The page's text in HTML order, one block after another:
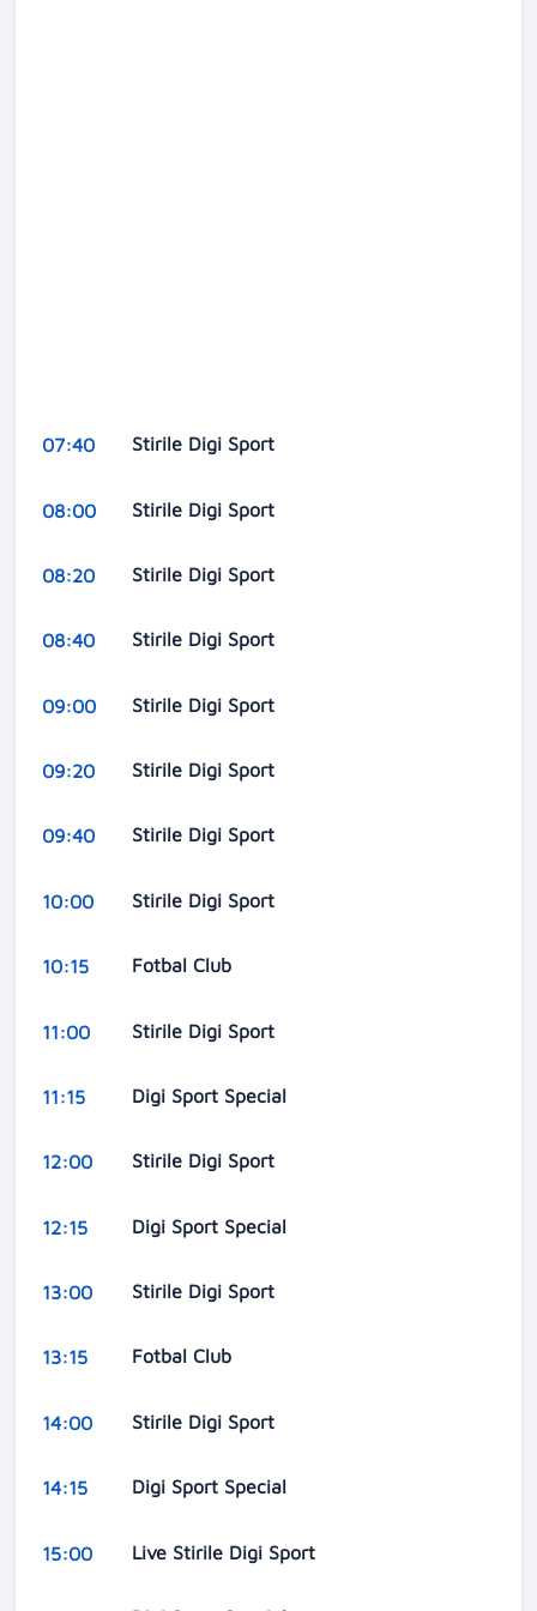
07:40 Stirile Digi Sport
08:00 Stirile Digi Sport
08:20 Stirile Digi Sport
08:40 Stirile Digi Sport
09:00 Stirile Digi Sport
09:20 Stirile Digi Sport
09:40 Stirile Digi Sport
10:00 Stirile Digi Sport
10:15 Fotbal Club
11:00 Stirile Digi Sport
11:15 Digi Sport Special
12:00 Stirile Digi Sport
12:15 Digi Sport Special
13:00 Stirile Digi Sport
13:15 Fotbal Club
14:00 Stirile Digi Sport
14:15 Digi Sport Special
15:00 Live Stirile Digi Sport